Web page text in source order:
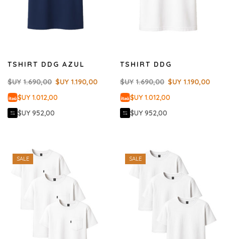
TSHIRT DDG AZUL
$UY 1.690,00 $UY 1.190,00
$UY 1.012,00
$UY 952,00
TSHIRT DDG
$UY 1.690,00 $UY 1.190,00
$UY 1.012,00
$UY 952,00
SALE SALE